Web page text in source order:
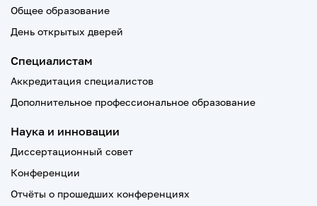
Общее образование
День открытых дверей
Специалистам
Аккредитация специалистов
Дополнительное профессиональное образование
Наука и инновации
Диссертационный совет
Конференции
Отчёты о прошедших конференциях